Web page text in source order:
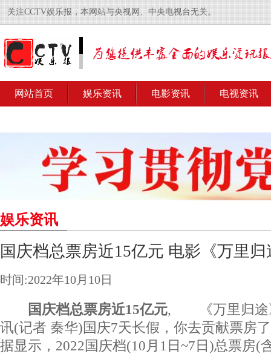
关注CCTV娱乐报，本网站与央视网、中央电视台无关。
网站首页 娱乐资讯 电影资讯 电视资讯
娱乐资讯
国庆档总票房近15亿元 电影《万里
时间:2022年10月10日
国庆档总票房近15亿元, 《万里归途
讯(记者 秦华)国庆7天长假，你去贡献票房
据显示，2022国庆档(10月1日~7日)总票房(